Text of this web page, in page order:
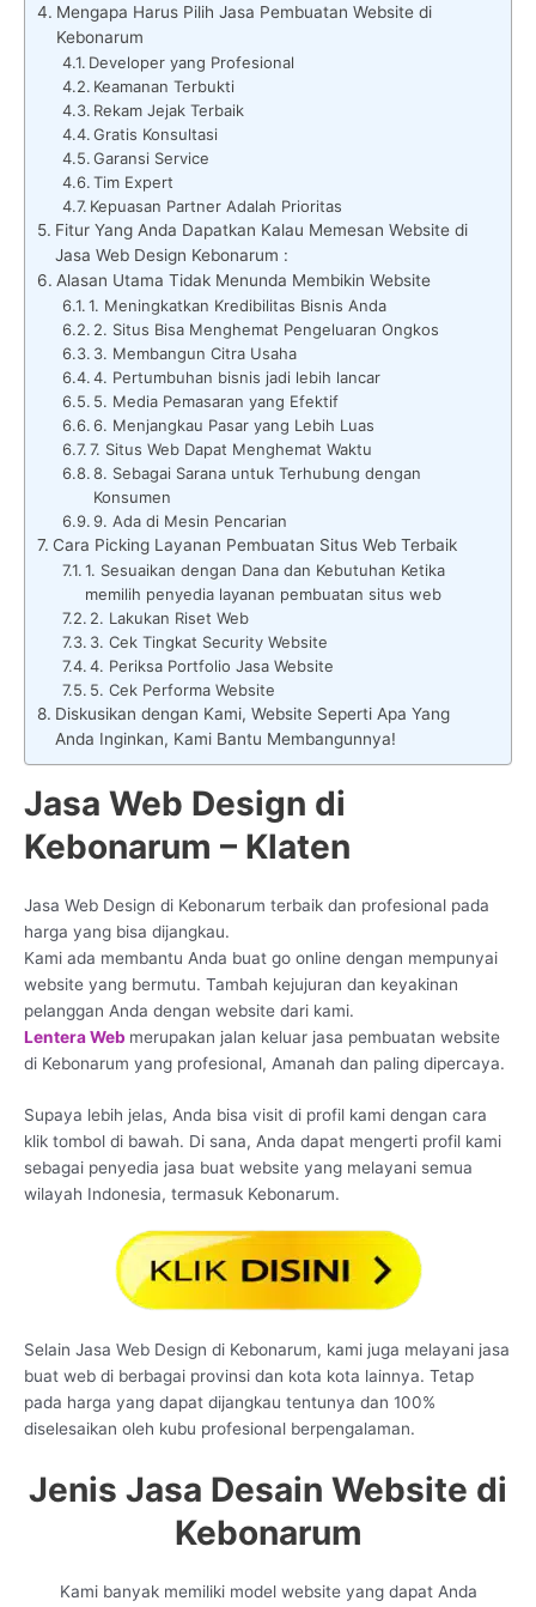
Mengapa Harus Pilih Jasa Pembuatan Website di
Kebonarum
Developer yang Profesional
Keamanan Terbukti
Rekam Jejak Terbaik
Gratis Konsultasi
Garansi Service
Tim Expert
Kepuasan Partner Adalah Prioritas
Fitur Yang Anda Dapatkan Kalau Memesan Website di
Jasa Web Design Kebonarum :
Alasan Utama Tidak Menunda Membikin Website
1. Meningkatkan Kredibilitas Bisnis Anda
2. Situs Bisa Menghemat Pengeluaran Ongkos
3. Membangun Citra Usaha
4. Pertumbuhan bisnis jadi lebih lancar
5. Media Pemasaran yang Efektif
6. Menjangkau Pasar yang Lebih Luas
7. Situs Web Dapat Menghemat Waktu
8. Sebagai Sarana untuk Terhubung dengan
Konsumen
9. Ada di Mesin Pencarian
Cara Picking Layanan Pembuatan Situs Web Terbaik
1. Sesuaikan dengan Dana dan Kebutuhan Ketika
memilih penyedia layanan pembuatan situs web
2. Lakukan Riset Web
3. Cek Tingkat Security Website
4. Periksa Portfolio Jasa Website
5. Cek Performa Website
Diskusikan dengan Kami, Website Seperti Apa Yang
Anda Inginkan, Kami Bantu Membangunnya!
Jasa Web Design di
Kebonarum – Klaten
Jasa Web Design di Kebonarum terbaik dan profesional pada
harga yang bisa dijangkau.
Kami ada membantu Anda buat go online dengan mempunyai
website yang bermutu. Tambah kejujuran dan keyakinan
pelanggan Anda dengan website dari kami.
Lentera Web merupakan jalan keluar jasa pembuatan website
di Kebonarum yang profesional, Amanah dan paling dipercaya.
Supaya lebih jelas, Anda bisa visit di profil kami dengan cara
klik tombol di bawah. Di sana, Anda dapat mengerti profil kami
sebagai penyedia jasa buat website yang melayani semua
wilayah Indonesia, termasuk Kebonarum.
Selain Jasa Web Design di Kebonarum, kami juga melayani jasa
buat web di berbagai provinsi dan kota kota lainnya. Tetap
pada harga yang dapat dijangkau tentunya dan 100%
diselesaikan oleh kubu profesional berpengalaman.
Jenis Jasa Desain Website di
Kebonarum
Kami banyak memiliki model website yang dapat Anda